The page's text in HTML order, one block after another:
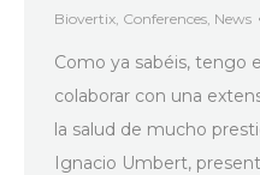
Biovertix, Conferences, News
Como ya sabéis, tengo
colaborar con una
la salud de mucho
Ignacio Umbert,